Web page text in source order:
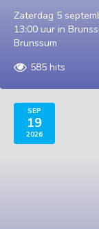
Zaterdag 5
13:00 uur in
Brunssum
585 hits
SEP
19
2026